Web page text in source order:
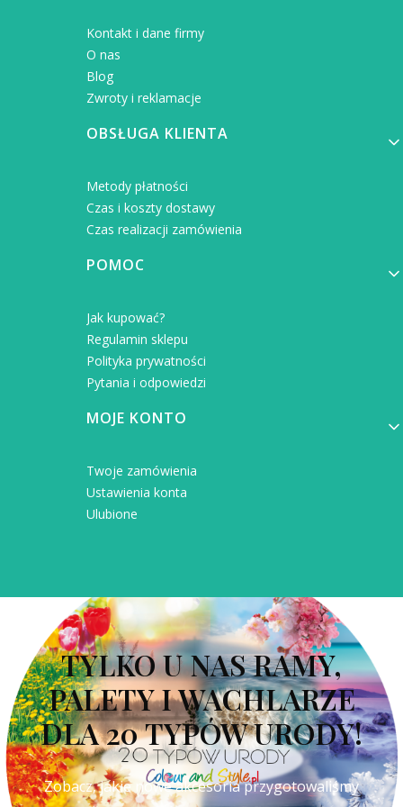
Kontakt i dane firmy
O nas
Blog
Zwroty i reklamacje
OBSŁUGA KLIENTA
Metody płatności
Czas i koszty dostawy
Czas realizacji zamówienia
POMOC
Jak kupować?
Regulamin sklepu
Polityka prywatności
Pytania i odpowiedzi
MOJE KONTO
Twoje zamówienia
Ustawienia konta
Ulubione
TYLKO U NAS RAMY,
PALETY I WACHLARZE
DLA 20 TYPÓW URODY!
Zobacz, jakie nowe akcesoria przygotowaliśmy